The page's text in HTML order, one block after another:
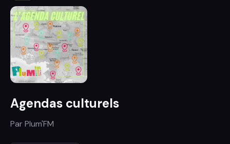
Agendas culturels
ParPlum'FM